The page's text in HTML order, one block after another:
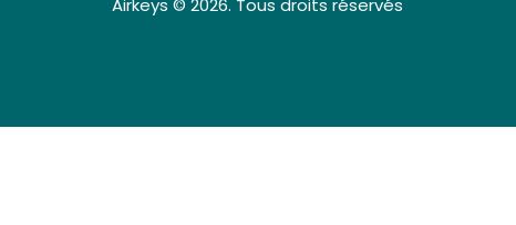
Airkeys © 2026. Tous droits réservés